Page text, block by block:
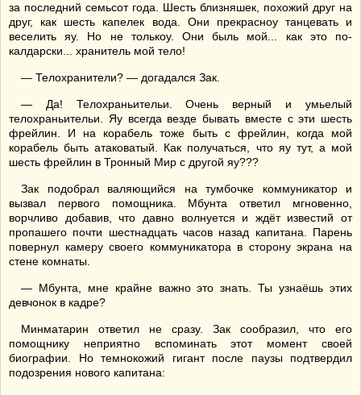
за последний семьсот года. Шесть близняшек, похожий друг на
друг, как шесть капелек вода. Они прекрасноу танцевать и
веселить яу. Но не толькоу. Они быль мой... как это по-
калдарски... хранитель мой тело!
— Телохранители? — догадался Зак.
— Да! Телохраньительи. Очень верный и умьелый
телохраньительи. Яу всегда везде бывать вместе с эти шесть
фрейлин. И на корабель тоже быть с фрейлин, когда мой
корабель быть атаковатый. Как получаться, что яу тут, а мой
шесть фрейлин в Тронный Мир с другой яу???
Зак подобрал валяющийся на тумбочке коммуникатор и
вызвал первого помощника. Мбунта ответил мгновенно,
ворчливо добавив, что давно волнуется и ждёт известий от
пропашего почти шестнадцать часов назад капитана. Парень
повернул камеру своего коммуникатора в сторону экрана на
стене комнаты.
— Мбунта, мне крайне важно это знать. Ты узнаёшь этих
девчонок в кадре?
Минматарин ответил не сразу. Зак сообразил, что его
помощнику неприятно вспоминать этот момент своей
биографии. Но темнокожий гигант после паузы подтвердил
подозрения нового капитана: